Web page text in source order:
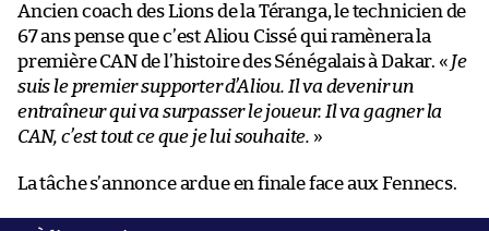
Ancien coach des Lions de la Téranga, le technicien de
67 ans pense que c’est Aliou Cissé qui ramènera la
première CAN de l’histoire des Sénégalais à Dakar. « Je
suis le premier supporter d’Aliou. Il va devenir un
entraîneur qui va surpasser le joueur. Il va gagner la
CAN, c’est tout ce que je lui souhaite. »
La tâche s’annonce ardue en finale face aux Fennecs.